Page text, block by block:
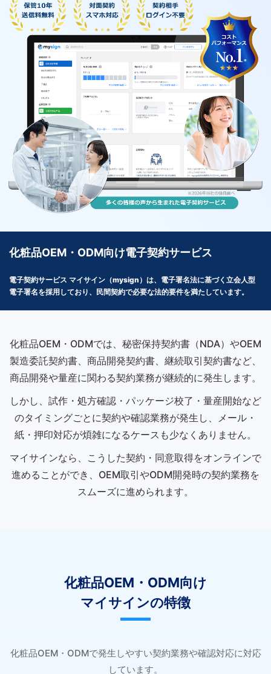
化粧品OEM・ODM向け電子契約サービス
電子契約サービス マイサイン（mysign）は、電子署名法に基づく立会人型
電子署名を採用しており、民間契約で必要な法的要件を満たしています。
化粧品OEM・ODMでは、秘密保持契約書（NDA）やOEM
製造委託契約書、商品開発契約書、継続取引契約書など、
商品開発や量産に関わる契約業務が継続的に発生します。
しかし、試作・処方確認・パッケージ校了・量産開始など
のタイミングごとに契約や確認業務が発生し、メール・
紙・押印対応が煩雑になるケースも少なくありません。
マイサインなら、こうした契約・同意取得をオンラインで
進めることができ、OEM取引やODM開発時の契約業務を
スムーズに進められます。
化粧品OEM・ODM向け
マイサインの特徴
化粧品OEM・ODMで発生しやすい契約業務や確認対応に対応
しています。